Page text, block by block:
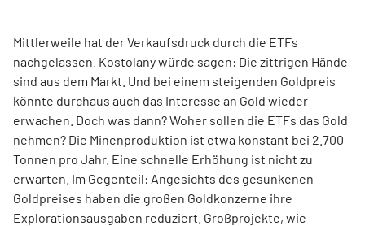
Mittlerweile hat der Verkaufsdruck durch die ETFs
nachgelassen. Kostolany würde sagen: Die zittrigen Hände
sind aus dem Markt. Und bei einem steigenden Goldpreis
könnte durchaus auch das Interesse an Gold wieder
erwachen. Doch was dann? Woher sollen die ETFs das Gold
nehmen? Die Minenproduktion ist etwa konstant bei 2.700
Tonnen pro Jahr. Eine schnelle Erhöhung ist nicht zu
erwarten. Im Gegenteil: Angesichts des gesunkenen
Goldpreises haben die großen Goldkonzerne ihre
Explorationsausgaben reduziert. Großprojekte, wie